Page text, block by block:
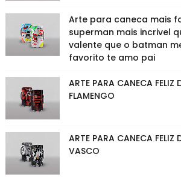
Arte para caneca mais
superman mais incrivel
valente que o batman
favorito te amo pai
ARTE PARA CANECA FELIZ
FLAMENGO
ARTE PARA CANECA FELIZ
VASCO